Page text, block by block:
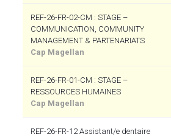
REF-26-FR-02-CM : STAGE –
COMMUNICATION, COMMUNITY
MANAGEMENT & PARTENARIATS
Cap Magellan
REF-26-FR-01-CM : STAGE –
RESSOURCES HUMAINES
Cap Magellan
REF-26-FR-12 Assistant/e dentaire